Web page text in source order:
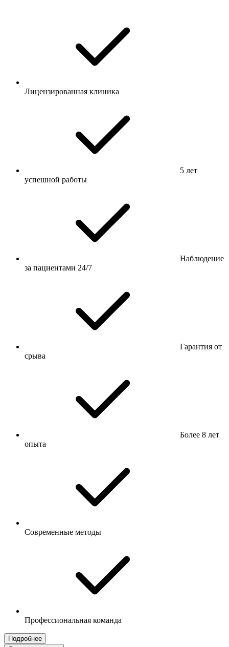
Лицензированная клиника
5 лет
успешной работы
Наблюдение
за пациентами 24/7
Гарантия от
срыва
Более 8 лет
опыта
Современные методы
Профессиональная команда
Подробнее